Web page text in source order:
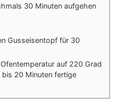
30 Minuten aufgehen
Gusseisentopf für 30
auf 220 Grad
bis 20 Minuten fertige